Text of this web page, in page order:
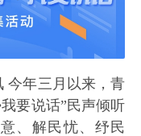
今年三月以来，青
要说话”民声倾听
、解民忧、纾民